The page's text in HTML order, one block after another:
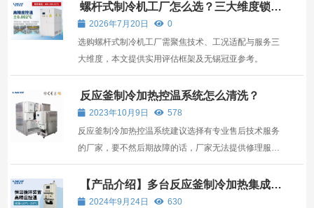
螺杆式制冷机工厂怎么选？三大维度锁定
可靠供应商
2026年7月20日
0
选购螺杆式制冷机工厂需聚焦技术、工况适配与服务三
大维度，本文提供实用评估框架及无锡冠亚参考。
反应釜制冷加热控温系统怎么清洗？
2023年10月9日
578
反应釜制冷加热控温系统建议选择有专业售后技术服务
的厂家，要不然后期故障的话，厂家无法提供修理服
务。
【产品介绍】多台反应釜制冷加热集成温
控系统SR系列
2024年9月24日
630